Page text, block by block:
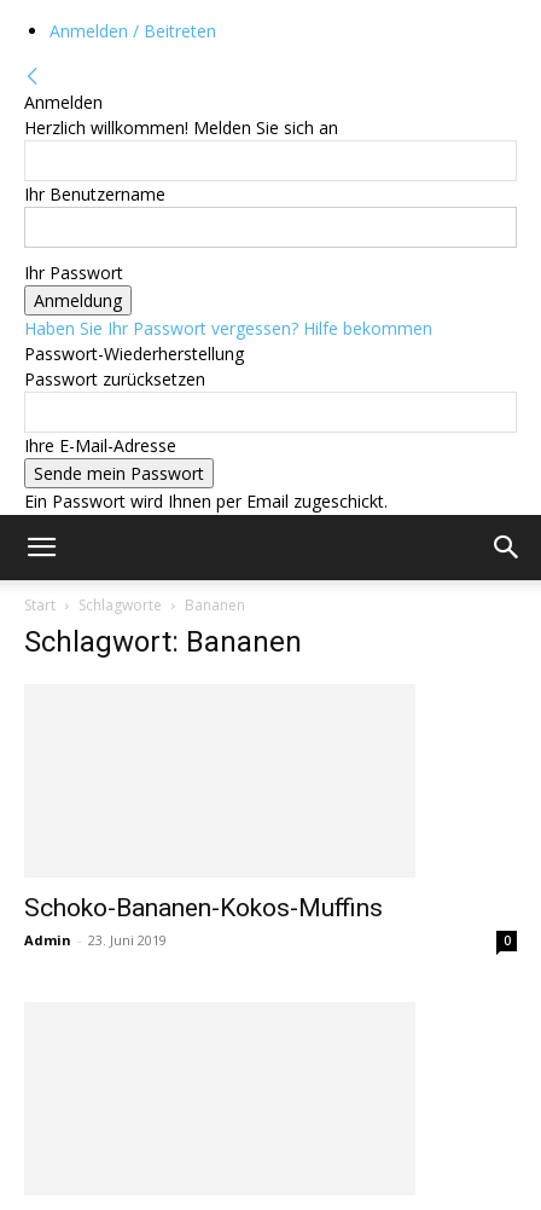
Anmelden / Beitreten
Anmelden
Herzlich willkommen! Melden Sie sich an
Ihr Benutzername
Ihr Passwort
Haben Sie Ihr Passwort vergessen? Hilfe bekommen
Passwort-Wiederherstellung
Passwort zurücksetzen
Ihre E-Mail-Adresse
Ein Passwort wird Ihnen per Email zugeschickt.
Start Schlagworte Bananen
Schlagwort: Bananen
Schoko-Bananen-Kokos-Muffins
Admin - 23. Juni 2019 0